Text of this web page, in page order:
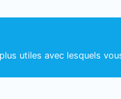
utiles avec lesquels